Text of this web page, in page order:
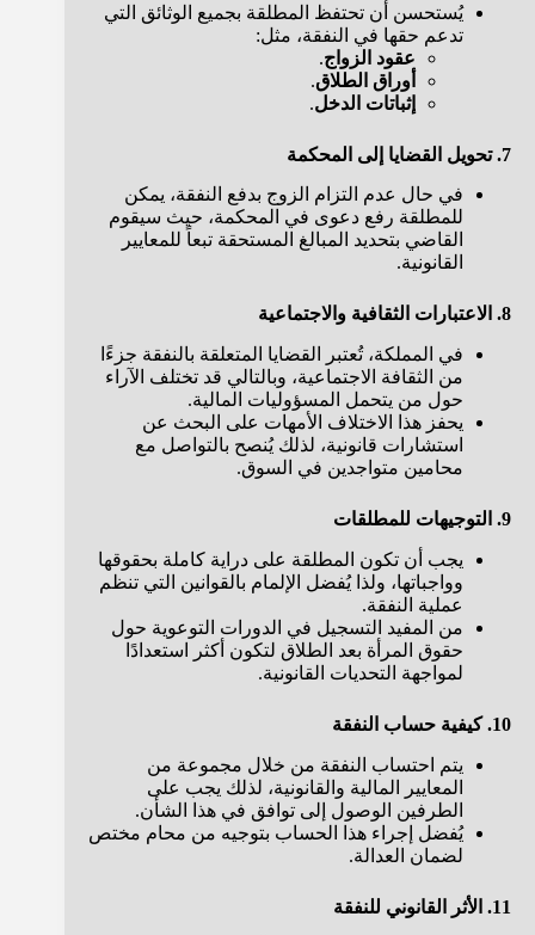
يُستحسن أن تحتفظ المطلقة بجميع الوثائق التي
تدعم حقها في النفقة، مثل:
عقود الزواج.
أوراق الطلاق.
إثباتات الدخل.
7. تحويل القضايا إلى المحكمة
في حال عدم التزام الزوج بدفع النفقة، يمكن
للمطلقة رفع دعوى في المحكمة، حيث سيقوم
القاضي بتحديد المبالغ المستحقة تبعاً للمعايير
القانونية.
8. الاعتبارات الثقافية والاجتماعية
في المملكة، تُعتبر القضايا المتعلقة بالنفقة جزءًا
من الثقافة الاجتماعية، وبالتالي قد تختلف الآراء
حول من يتحمل المسؤوليات المالية.
يحفز هذا الاختلاف الأمهات على البحث عن
استشارات قانونية، لذلك يُنصح بالتواصل مع
محامين متواجدين في السوق.
9. التوجيهات للمطلقات
يجب أن تكون المطلقة على دراية كاملة بحقوقها
وواجباتها، ولذا يُفضل الإلمام بالقوانين التي تنظم
عملية النفقة.
من المفيد التسجيل في الدورات التوعوية حول
حقوق المرأة بعد الطلاق لتكون أكثر استعدادًا
لمواجهة التحديات القانونية.
10. كيفية حساب النفقة
يتم احتساب النفقة من خلال مجموعة من
المعايير المالية والقانونية، لذلك يجب على
الطرفين الوصول إلى توافق في هذا الشأن.
يُفضل إجراء هذا الحساب بتوجيه من محام مختص
لضمان العدالة.
11. الأثر القانوني للنفقة